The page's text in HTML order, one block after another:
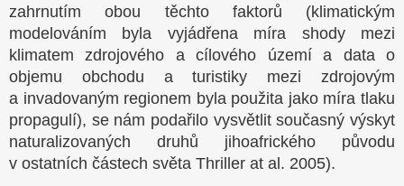
zahrnutím obou těchto faktorů (klimatickým
modelováním byla vyjádřena míra shody mezi
klimatem zdrojového a cílového území a data o
objemu obchodu a turistiky mezi zdrojovým
a invadovaným regionem byla použita jako míra tlaku
propagulí), se nám podařilo vysvětlit současný výskyt
naturalizovaných druhů jihoafrického původu
v ostatních částech světa Thriller at al. 2005).